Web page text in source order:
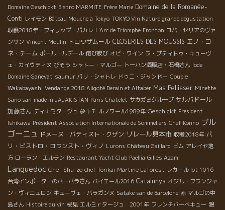
Domaine Geschickt Bistro MARMITE Frère Marie Domaine de la Romanée-
Conti レイモン Bâteau Mouche à Tokyo TOKYO Vin Nature grande dégustation
収穫2018年・フィリップ・パカレ L'Arc de Triomphe Fronton ロバ・セリアのヴァ
ンサン Vincent Moulin トロワザムール CLOSERIES DES MOUSSIS エノ・コ
ネ・チーム ポール・ルデール 侘び寂び オビ・ワイン ラ・プティトゥ・キューヴ
ェ・カイウティヌ びそう シャトー・マルゴー トーハン酒販店・石橋さん Iode
Domaine Ganevat saumur パリ・シャトレ ドゥニ・ジャンドー Couple
Wakabayashi Vendange 2018 Aligoté Derain et Altaber Mas Pellisser Minette
Sano san made in JAJAKISTAN Paris Chatelet サカガミグループ サルバドール
加藤さん ディナミタージュ 夢キチ ルノワール1989年 Geschickt President
Ishikawa Président Association Internationale de Sommeliers Chef Konno ブル
ゴーニュ ドメーヌ・バティスト・クザン リレール見本市 収穫2018年 パ
リ・ビストロ・コワンスト・ヴィノ Lurons Château Gaillard ビム アレイヤ地
方 ローラン・エルラン Restaurant Yacht Club Paellia Gilles Azam
Languedoc Chef Shu-zo chef Torikai Martine Laforest レカール lot 1016
台湾インポーターのバーバラさん バイエール2016 Catalunya オジル・フランジャ
ン・ヴィニュロン キューヴェ・バラガンヌ Satake san de Barcelone 赤 マルゴの中
島さん Histoire du vin 桜見 エルミｒタージュ 2001年 フレンチバーベキュー 渡